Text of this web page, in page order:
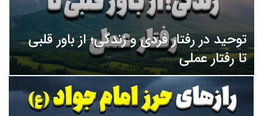
توحید در رفتار فردی و زندگی؛ از باور قلبی
تا رفتار عملی